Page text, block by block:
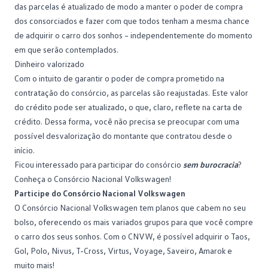
das parcelas é atualizado de modo a manter o poder de compra
dos consorciados e fazer com que todos tenham a mesma chance
de adquirir o carro dos sonhos – independentemente do momento
em que serão contemplados.
Dinheiro valorizado
Com o intuito de garantir o poder de compra prometido na
contratação do consórcio, as parcelas são reajustadas. Este valor
do crédito pode ser atualizado, o que, claro, reflete na carta de
crédito. Dessa forma, você não precisa se preocupar com uma
possível desvalorização do montante que contratou desde o
início.
Ficou interessado para participar do consórcio sem burocracia?
Conheça o Consórcio Nacional Volkswagen!
Participe do Consórcio Nacional Volkswagen
O Consórcio Nacional Volkswagen tem planos que cabem no seu
bolso, oferecendo os mais variados grupos para que você compre
o carro dos seus sonhos. Com o CNVW, é possível adquirir o Taos,
Gol, Polo, Nivus, T-Cross, Virtus, Voyage, Saveiro, Amarok e
muito mais!